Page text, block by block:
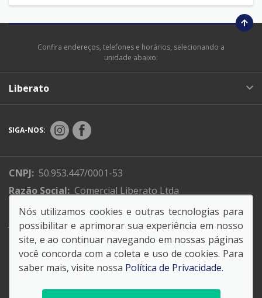
Confira endereços, telefones e horários, selecionando a
unidade abaixo:
Liberato
SIGA-NOS:
CNPJ: 50.953.447/0001-53
Razão Social: Comercial Liberato Ltda
Endereço Matriz: R. XV de Novembro, 310 - Centro -
Jundiaí -SP
Nós utilizamos cookies e outras tecnologias para
possibilitar e aprimorar sua experiência em nosso
site, e ao continuar navegando em nossas páginas
você concorda com a coleta e uso de cookies. Para
saber mais, visite nossa Política de Privacidade.